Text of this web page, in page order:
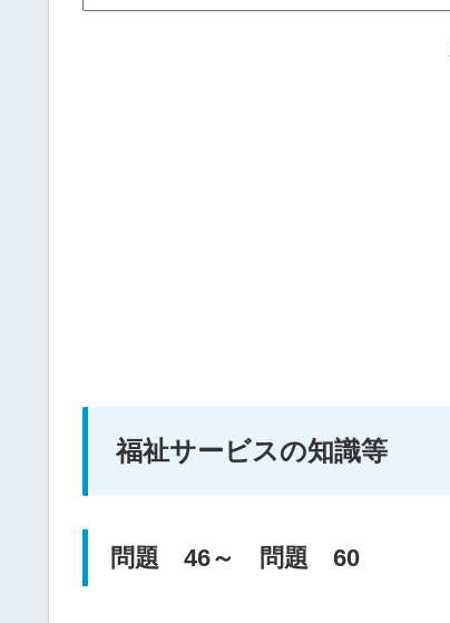
福祉サービスの知識等
問題 46～ 問題 60